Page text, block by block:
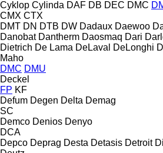
Cyklop Cylinda DAF DB DEC DMC
CMX CTX
DMT DN DTB DW Dadaux Daewoo
Danobat Dantherm Daosmaq Dari
Dietrich De Lama DeLaval DeLonghi
Maho
DMC DMU
Deckel
FP KF
Defum Degen Delta Demag
SC
Demco Denios Denyo
DCA
Depco Deprag Desta Detasis Detroit